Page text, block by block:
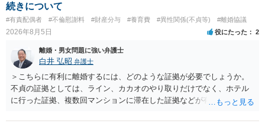
続きについて
#有責配偶者 #不倫慰謝料 #財産分与 #養育費 #異性関係(不貞等) #離婚協議
2026年8月5日 役にたった 2
離婚・男女問題に強い弁護士
白井 弘昭 弁護士
＞こちらに有利に離婚するには、どのような証拠が必要でしょうか。
不貞の証拠としては、ライン、カカオのやり取りだけでなく、ホテル
に行った証拠、複数回マンションに滞在した証拠などが有効です。 不
婚する、慰謝料をとるなど）ことができると思われます。 ただし、不